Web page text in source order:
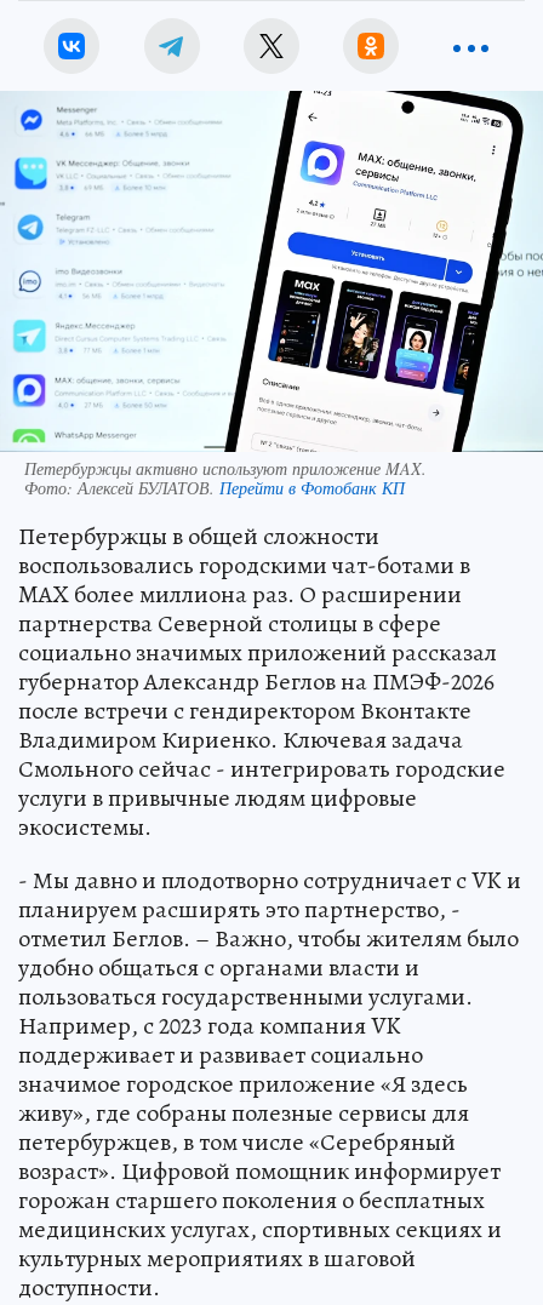
Петербуржцы активно используют приложение MAX.
Фото: Алексей БУЛАТОВ. Перейти в Фотобанк КП
Петербуржцы в общей сложности
воспользовались городскими чат-ботами в
MAX более миллиона раз. О расширении
партнерства Северной столицы в сфере
социально значимых приложений рассказал
губернатор Александр Беглов на ПМЭФ-2026
после встречи с гендиректором Вконтакте
Владимиром Кириенко. Ключевая задача
Смольного сейчас - интегрировать городские
услуги в привычные людям цифровые
экосистемы.
- Мы давно и плодотворно сотрудничает с VK и
планируем расширять это партнерство, -
отметил Беглов. – Важно, чтобы жителям было
удобно общаться с органами власти и
пользоваться государственными услугами.
Например, с 2023 года компания VK
поддерживает и развивает социально
значимое городское приложение «Я здесь
живу», где собраны полезные сервисы для
петербуржцев, в том числе «Серебряный
возраст». Цифровой помощник информирует
горожан старшего поколения о бесплатных
медицинских услугах, спортивных секциях и
культурных мероприятиях в шаговой
доступности.